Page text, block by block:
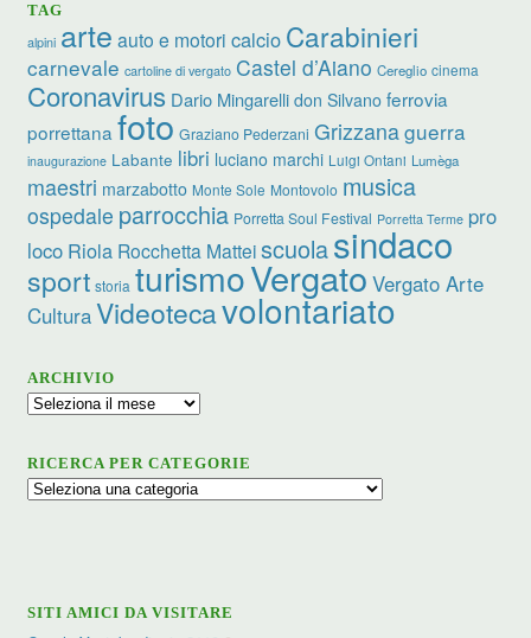
TAG
alpini arte auto e motori calcio Carabinieri
carnevale cartoline di vergato Castel d’Aiano Cereglio cinema
Coronavirus Dario Mingarelli don Silvano ferrovia
porrettana foto Graziano Pederzani Grizzanaguerra
inaugurazione Labante libri luciano marchi Luigi Ontani Lumèga
maestri marzabotto Monte Sole Montovolo musica
ospedale parrocchia Porretta Soul Festival Porretta Terme pro
loco Riola Rocchetta Matteiscuolasindaco
sport storia turismoVergato Vergato Arte
CulturaVideotecavolontariato
ARCHIVIO
Archivio
RICERCA PER CATEGORIE
Ricerca
SITI AMICI DA VISITARE